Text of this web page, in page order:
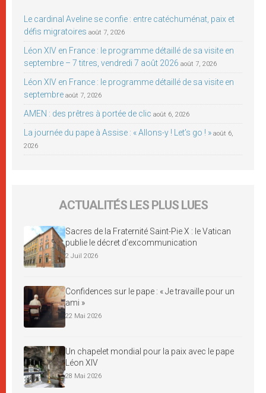
Le cardinal Aveline se confie : entre catéchuménat, paix et
défis migratoires août 7, 2026
Léon XIV en France : le programme détaillé de sa visite en
septembre – 7 titres, vendredi 7 août 2026 août 7, 2026
Léon XIV en France : le programme détaillé de sa visite en
septembre août 7, 2026
AMEN : des prêtres à portée de clic août 6, 2026
La journée du pape à Assise : « Allons-y ! Let’s go ! » août 6,
2026
ACTUALITÉS LES PLUS LUES
Sacres de la Fraternité Saint-Pie X : le Vatican
publie le décret d’excommunication
2 Juil 2026
Confidences sur le pape : « Je travaille pour un
ami »
22 Mai 2026
Un chapelet mondial pour la paix avec le pape
Léon XIV
28 Mai 2026